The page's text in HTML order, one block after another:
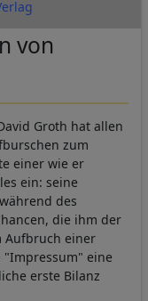
von
Groth hat allen
zum
einer wie er
ein: seine
des
die ihm der
Aufbruch einer
"Impressum" eine
erste Bilanz